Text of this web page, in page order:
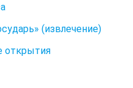
(извлечение)
открытия